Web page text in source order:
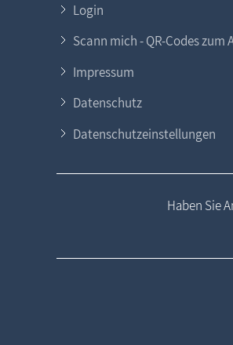
Login
Scann mich - QR-Codes zum
Impressum
Datenschutz
Datenschutzeinstellungen
Haben Sie